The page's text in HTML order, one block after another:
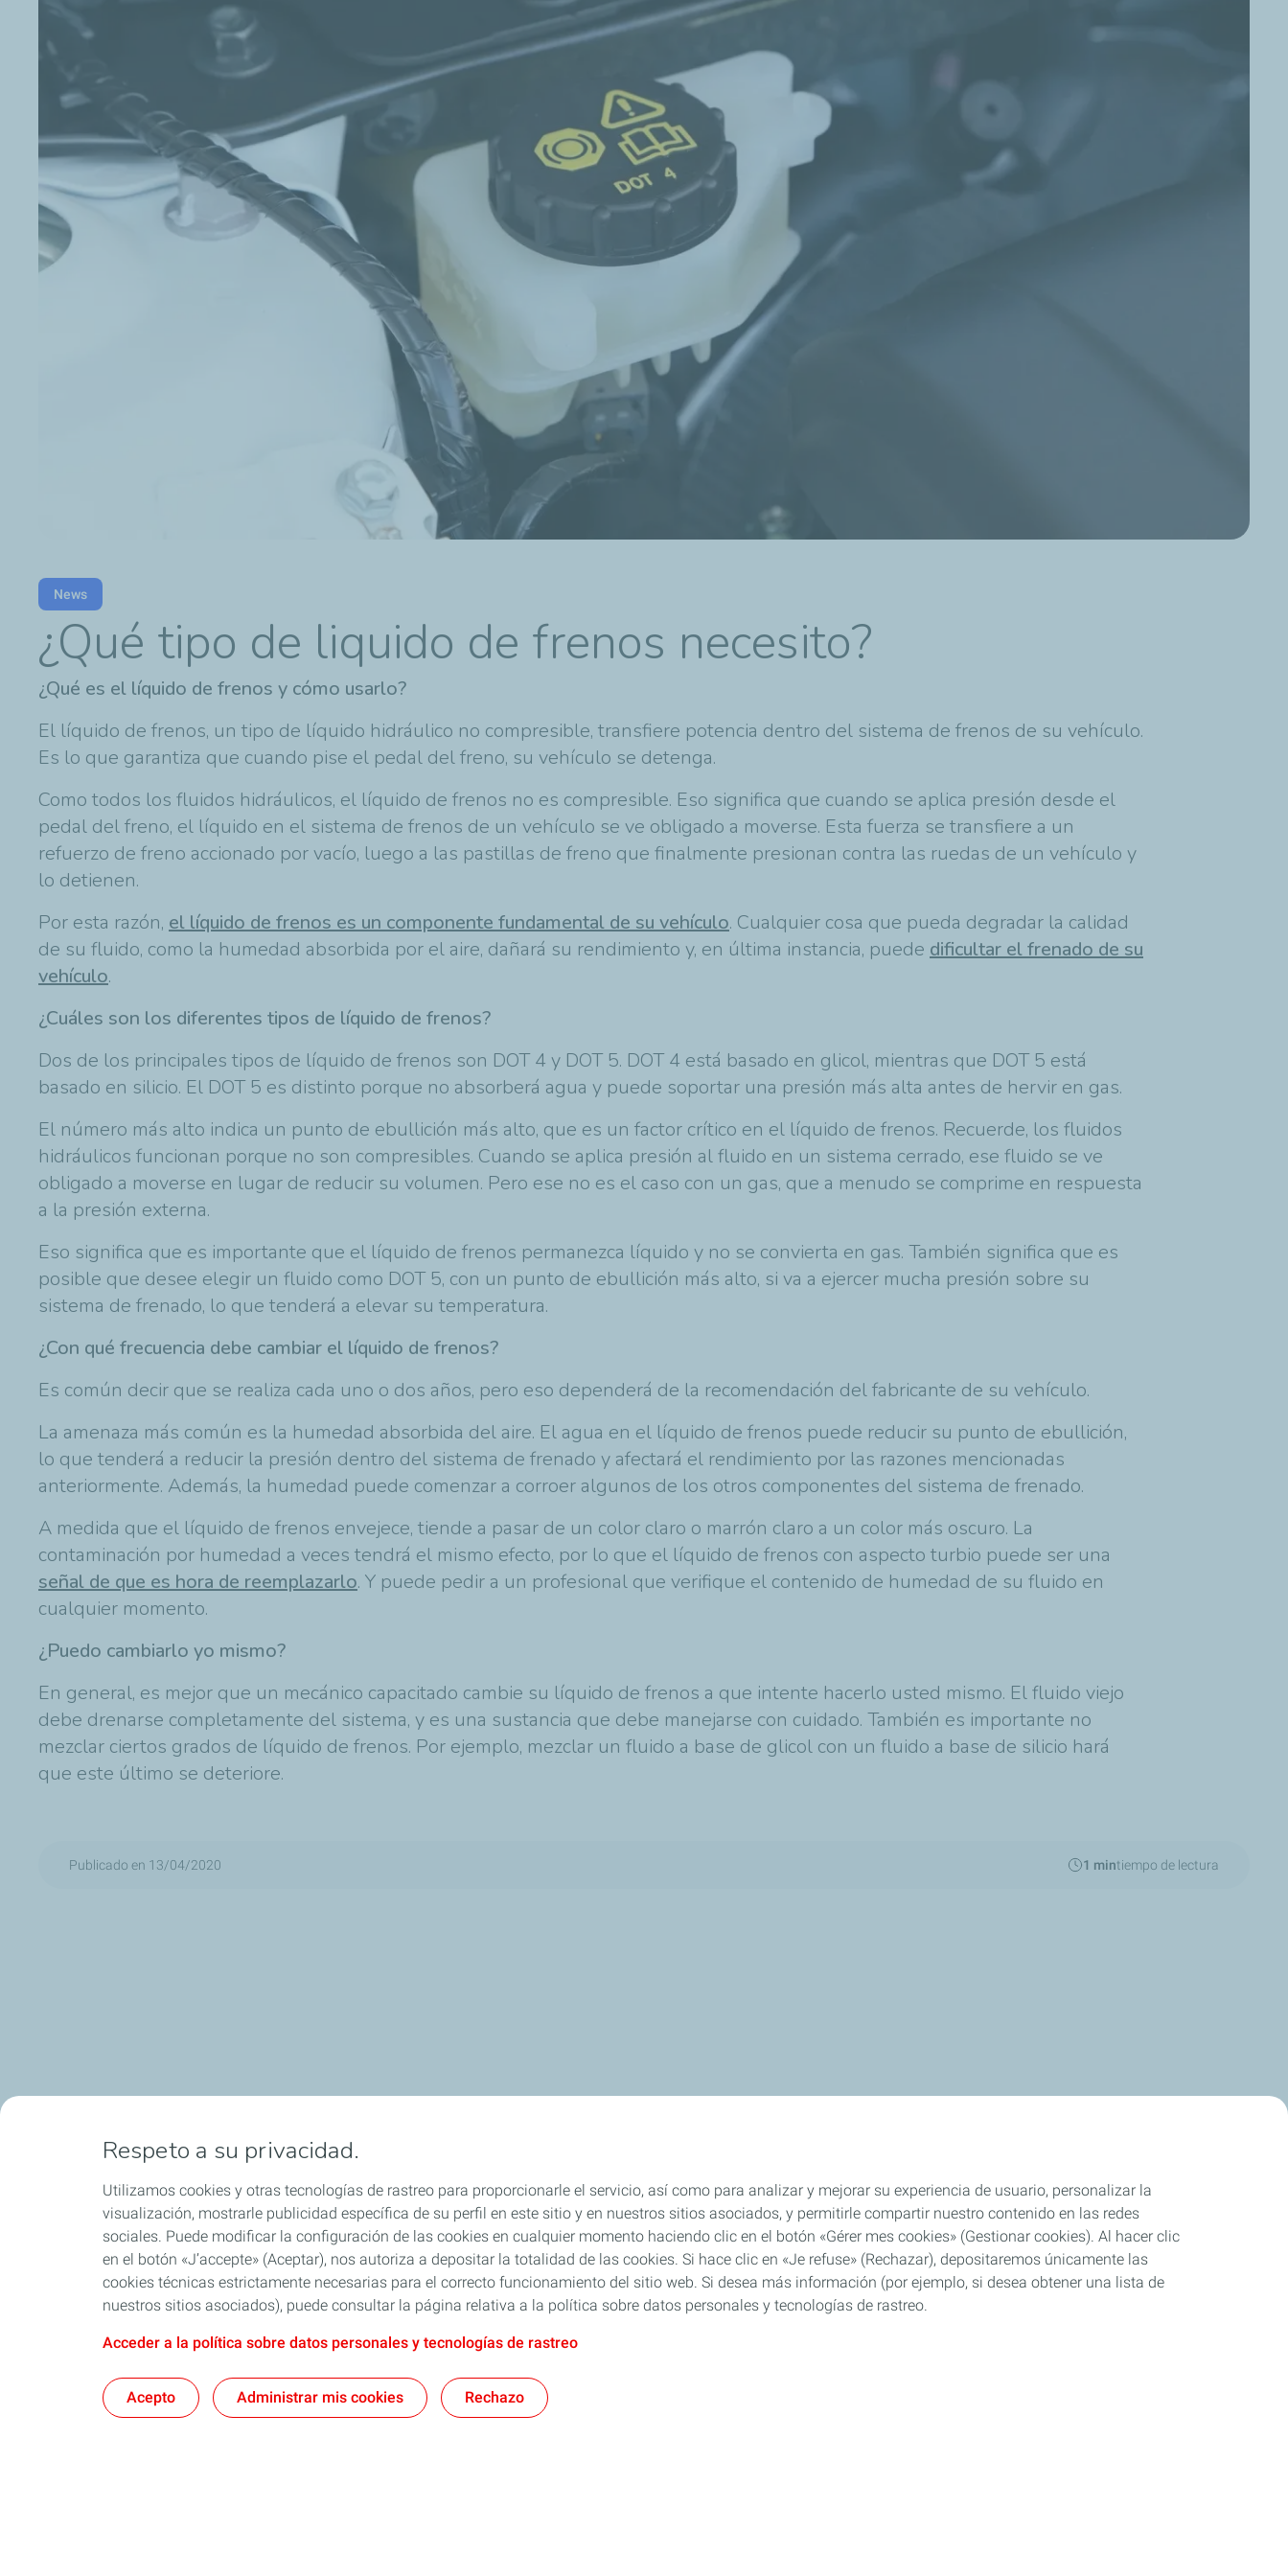
News
¿Qué tipo de liquido de frenos necesito?
¿Qué es el líquido de frenos y cómo usarlo?
El líquido de frenos, un tipo de líquido hidráulico no compresible, transfiere potencia dentro del sistema de frenos de su vehículo.
Es lo que garantiza que cuando pise el pedal del freno, su vehículo se detenga.
Como todos los fluidos hidráulicos, el líquido de frenos no es compresible. Eso significa que cuando se aplica presión desde el
pedal del freno, el líquido en el sistema de frenos de un vehículo se ve obligado a moverse. Esta fuerza se transfiere a un
refuerzo de freno accionado por vacío, luego a las pastillas de freno que finalmente presionan contra las ruedas de un vehículo y
lo detienen.
Por esta razón, el líquido de frenos es un componente fundamental de su vehículo. Cualquier cosa que pueda degradar la calidad
de su fluido, como la humedad absorbida por el aire, dañará su rendimiento y, en última instancia, puede dificultar el frenado de su
vehículo.
¿Cuáles son los diferentes tipos de líquido de frenos?
Dos de los principales tipos de líquido de frenos son DOT 4 y DOT 5. DOT 4 está basado en glicol, mientras que DOT 5 está
basado en silicio. El DOT 5 es distinto porque no absorberá agua y puede soportar una presión más alta antes de hervir en gas.
El número más alto indica un punto de ebullición más alto, que es un factor crítico en el líquido de frenos. Recuerde, los fluidos
hidráulicos funcionan porque no son compresibles. Cuando se aplica presión al fluido en un sistema cerrado, ese fluido se ve
obligado a moverse en lugar de reducir su volumen. Pero ese no es el caso con un gas, que a menudo se comprime en respuesta
a la presión externa.
Eso significa que es importante que el líquido de frenos permanezca líquido y no se convierta en gas. También significa que es
posible que desee elegir un fluido como DOT 5, con un punto de ebullición más alto, si va a ejercer mucha presión sobre su
sistema de frenado, lo que tenderá a elevar su temperatura.
¿Con qué frecuencia debe cambiar el líquido de frenos?
Es común decir que se realiza cada uno o dos años, pero eso dependerá de la recomendación del fabricante de su vehículo.
La amenaza más común es la humedad absorbida del aire. El agua en el líquido de frenos puede reducir su punto de ebullición,
lo que tenderá a reducir la presión dentro del sistema de frenado y afectará el rendimiento por las razones mencionadas
anteriormente. Además, la humedad puede comenzar a corroer algunos de los otros componentes del sistema de frenado.
A medida que el líquido de frenos envejece, tiende a pasar de un color claro o marrón claro a un color más oscuro. La
contaminación por humedad a veces tendrá el mismo efecto, por lo que el líquido de frenos con aspecto turbio puede ser una
señal de que es hora de reemplazarlo. Y puede pedir a un profesional que verifique el contenido de humedad de su fluido en
cualquier momento.
¿Puedo cambiarlo yo mismo?
En general, es mejor que un mecánico capacitado cambie su líquido de frenos a que intente hacerlo usted mismo. El fluido viejo
debe drenarse completamente del sistema, y ​​es una sustancia que debe manejarse con cuidado. También es importante no
mezclar ciertos grados de líquido de frenos. Por ejemplo, mezclar un fluido a base de glicol con un fluido a base de silicio hará
que este último se deteriore.
Publicado en 13/04/2020 1 mintiempo de lectura
Respeto a su privacidad.
Utilizamos cookies y otras tecnologías de rastreo para proporcionarle el servicio, así como para analizar y mejorar su experiencia de usuario, personalizar la
visualización, mostrarle publicidad específica de su perfil en este sitio y en nuestros sitios asociados, y permitirle compartir nuestro contenido en las redes
sociales. Puede modificar la configuración de las cookies en cualquier momento haciendo clic en el botón «Gérer mes cookies» (Gestionar cookies). Al hacer clic
en el botón «J’accepte» (Aceptar), nos autoriza a depositar la totalidad de las cookies. Si hace clic en «Je refuse» (Rechazar), depositaremos únicamente las
cookies técnicas estrictamente necesarias para el correcto funcionamiento del sitio web. Si desea más información (por ejemplo, si desea obtener una lista de
nuestros sitios asociados), puede consultar la página relativa a la política sobre datos personales y tecnologías de rastreo.
Acceder a la política sobre datos personales y tecnologías de rastreo
Acepto Administrar mis cookies Rechazo